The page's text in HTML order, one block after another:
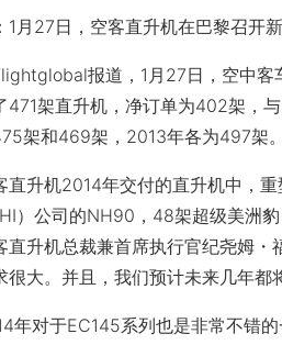
27日，空客直升机在巴黎召开
报道，1月27日，空中客
471架直升机，净订单为402架，
架和469架，2013年各为497架。
机2014年交付的直升机中，重
）公司的NH90，48架超级美洲
直升机总裁兼首席执行官纪尧姆
很大。并且，我们预计未来几年都
对于EC145系列也是非常不错的